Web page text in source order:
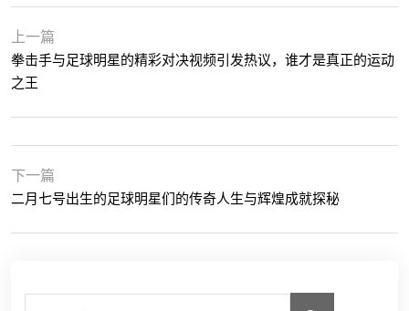
上一篇
拳击手与足球明星的精彩对决视频引发热议，谁才是真正的运动
之王
下一篇
二月七号出生的足球明星们的传奇人生与辉煌成就探秘